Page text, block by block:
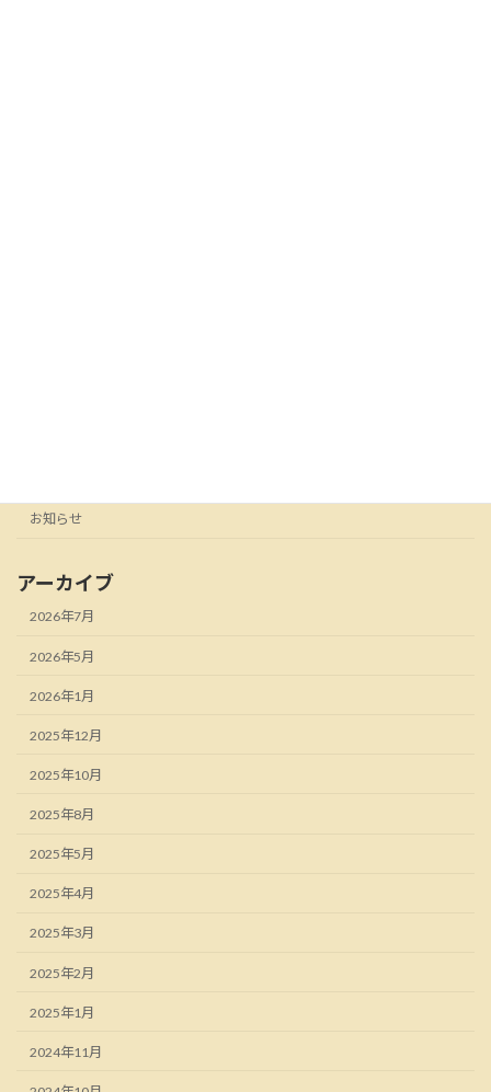
お知らせ
アーカイブ
2026年7月
2026年5月
2026年1月
2025年12月
2025年10月
2025年8月
2025年5月
2025年4月
2025年3月
2025年2月
2025年1月
2024年11月